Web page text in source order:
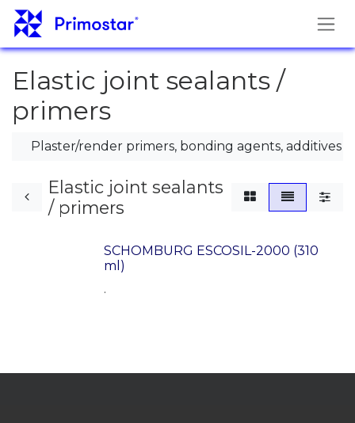
Hoppa till innehåll
Elastic joint sealants /
primers
Plaster/render primers, bonding agents, additives
Elastic joint sealants
/ primers
SCHOMBURG ESCOSIL-2000 (310
ml)
.